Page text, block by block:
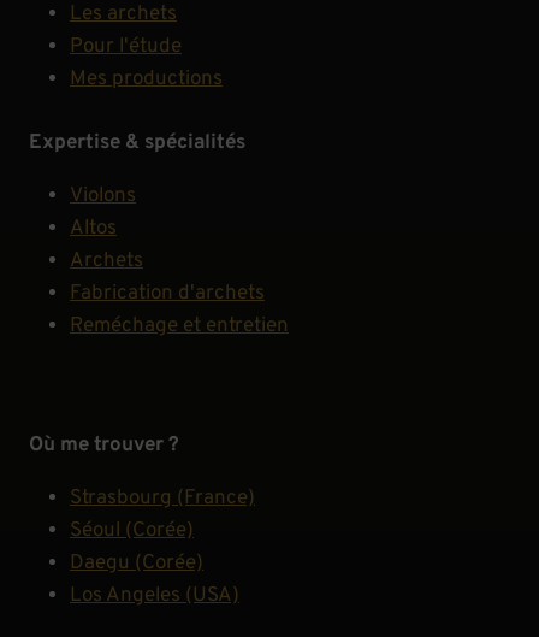
Les archets
Pour l'étude
Mes productions
Expertise & spécialités
Violons
Altos
Archets
Fabrication d'archets
Reméchage et entretien
Où me trouver ?
Strasbourg (France)
Séoul (Corée)
Daegu (Corée)
Los Angeles (USA)